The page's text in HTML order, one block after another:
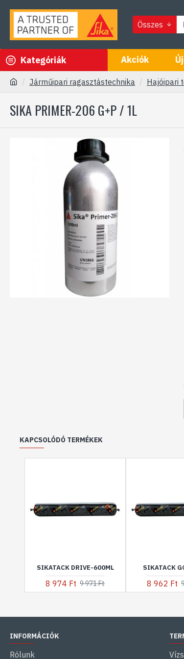
Összes
Kategóriák Akciók
Járműipari ragasztástechnika Hajóipari
SIKA PRIMER-206 G+P / 1L
KAPCSOLÓDÓ TERMÉKEK
SIKATACK DRIVE-600ML
8 974 Ft 9 971 Ft
SIKATACK
8 962 Ft
INFORMÁCIÓK
Rólunk